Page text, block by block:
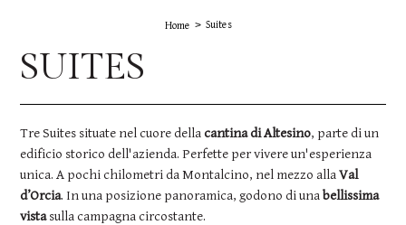
Home Suites
SUITES
Tre Suites situate nel cuore dellacantina di Altesino, parte di un
edificio storico dell'azienda. Perfette per vivere un'esperienza
unica. A pochi chilometri da Montalcino, nel mezzo allaVal
d’Orcia. In una posizione panoramica, godono di unabellissima
vistasulla campagna circostante.